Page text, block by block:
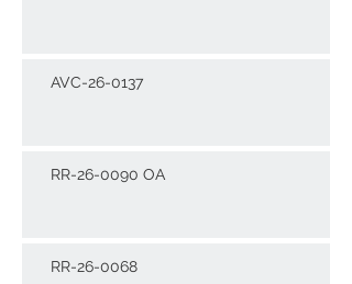
AVC-26-0137
RR-26-0090 OA
RR-26-0068